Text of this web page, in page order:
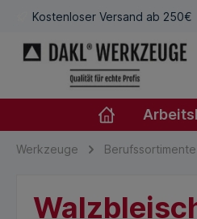
Kostenloser Versand ab 250€
Werkzeuge Berufssortimente